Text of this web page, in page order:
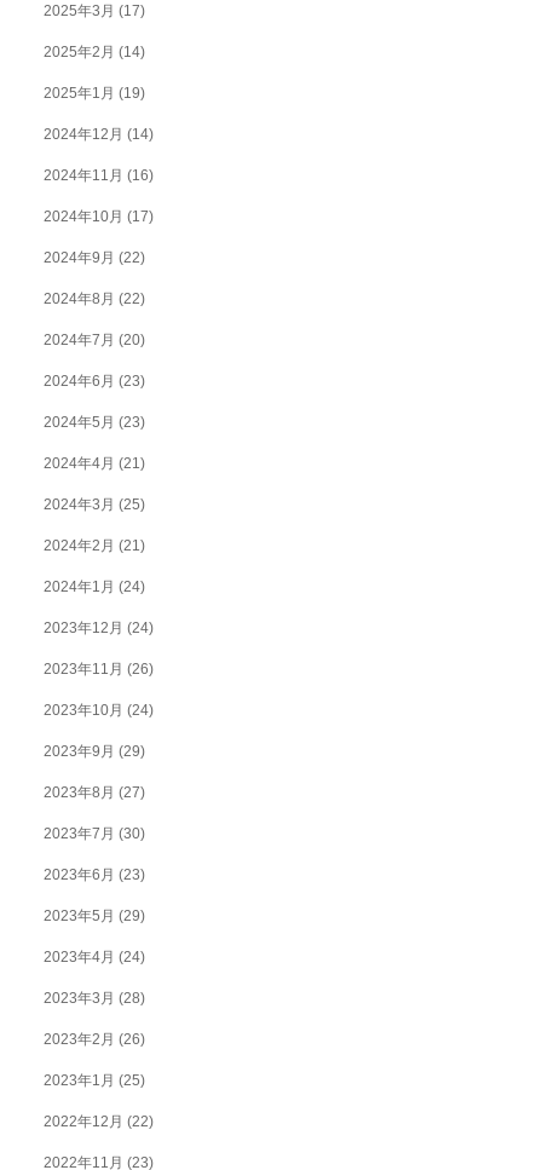
2025年3月 (17)
2025年2月 (14)
2025年1月 (19)
2024年12月 (14)
2024年11月 (16)
2024年10月 (17)
2024年9月 (22)
2024年8月 (22)
2024年7月 (20)
2024年6月 (23)
2024年5月 (23)
2024年4月 (21)
2024年3月 (25)
2024年2月 (21)
2024年1月 (24)
2023年12月 (24)
2023年11月 (26)
2023年10月 (24)
2023年9月 (29)
2023年8月 (27)
2023年7月 (30)
2023年6月 (23)
2023年5月 (29)
2023年4月 (24)
2023年3月 (28)
2023年2月 (26)
2023年1月 (25)
2022年12月 (22)
2022年11月 (23)